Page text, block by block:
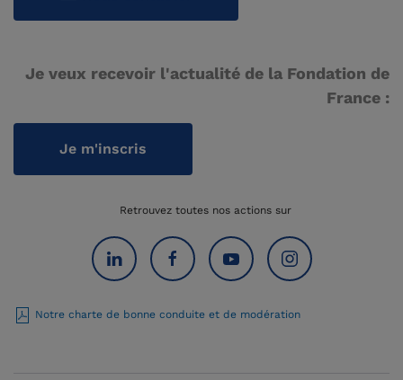
Je veux recevoir l'actualité de la Fondation de
France :
Je m'inscris
Retrouvez toutes nos actions sur
Notre charte de bonne conduite et de modération